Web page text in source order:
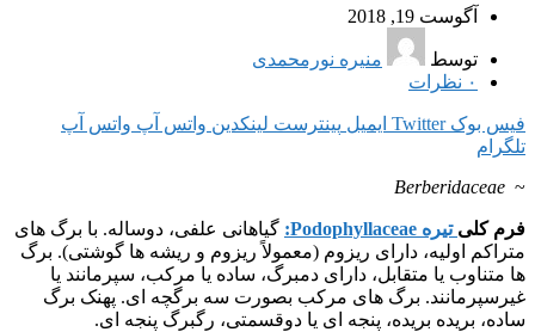
آگوست 19, 2018
توسط
منیره نورمحمدی
۰ نظرات
فیس بوک Twitter ایمیل پینترست لینکدین واتس آپ واتس آپ
تلگرام
~
Berberidaceae
فرم کلی تیره Podophyllaceae:
گیاهانی علفی، دوساله. با برگ های
متراکم اولیه، دارای ریزوم (معمولاً ریزوم و ریشه ها گوشتی). برگ
ها متناوب یا متقابل، دارای دمبرگ، ساده یا مرکب، سپرمانند یا
غیرسپرمانند. برگ های مرکب بصورت سه برگچه ای. پهنک برگ
ساده، بریده بریده، پنجه ای یا دوقسمتی، رگبرگ پنجه ای.